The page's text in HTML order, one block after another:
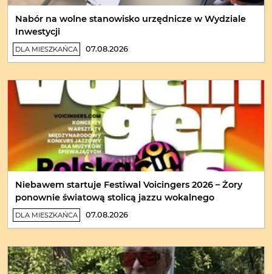
Nabór na wolne stanowisko urzędnicze w Wydziale
Inwestycji
DLA MIESZKAŃCA 07.08.2026
Niebawem startuje Festiwal Voicingers 2026 – Żory
ponownie światową stolicą jazzu wokalnego
DLA MIESZKAŃCA 07.08.2026